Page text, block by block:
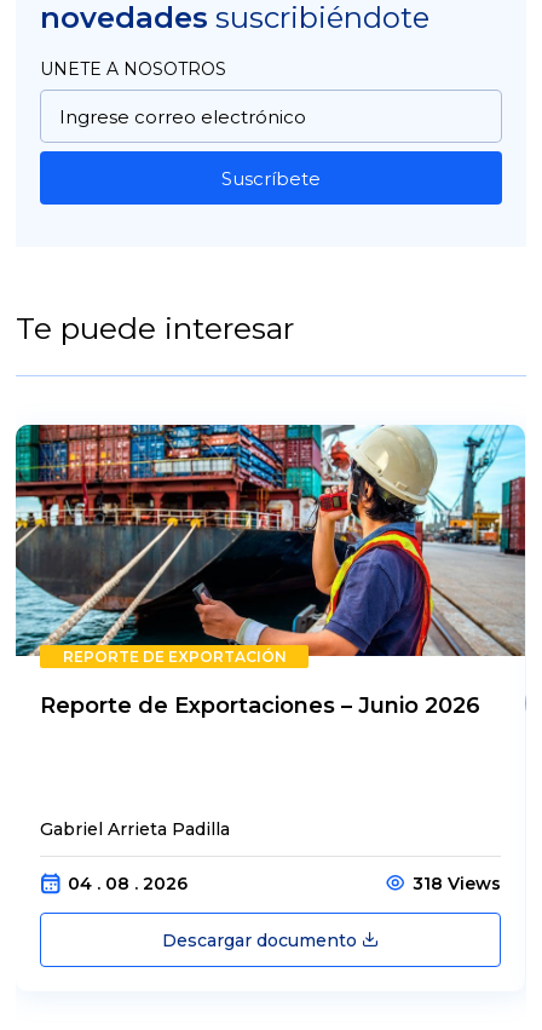
novedades suscribiéndote
UNETE A NOSOTROS
Suscríbete
Te puede interesar
REPORTE DE EXPORTACIÓN
Reporte de Exportaciones – Junio 2026
Gabriel Arrieta Padilla
04 . 08 . 2026 318 Views
Descargar documento